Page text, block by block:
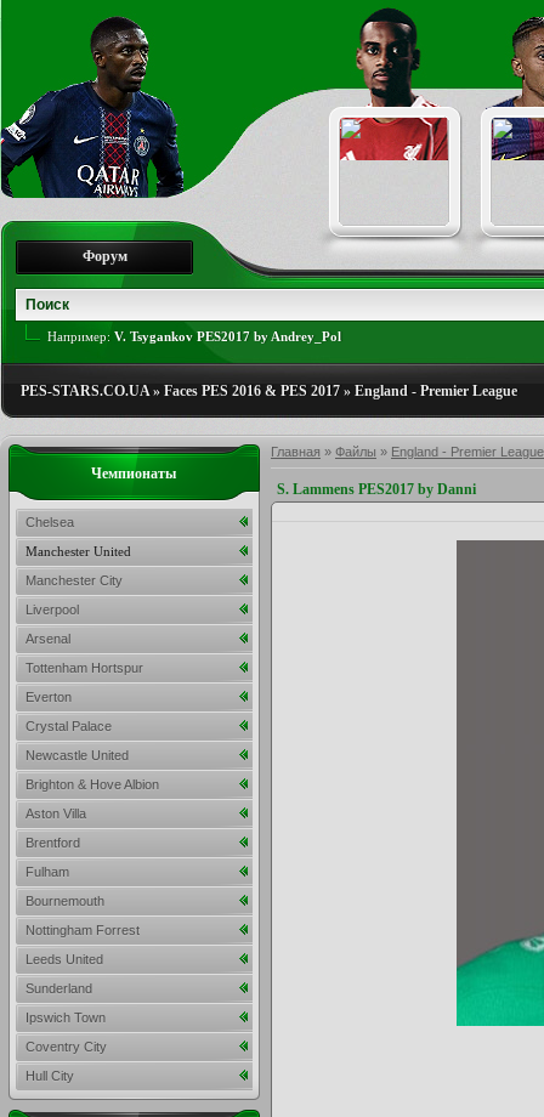
Форум
Например: V. Tsygankov PES2017 by Andrey_Pol
PES-STARS.CO.UA» Faces PES 2016 & PES 2017 » England - Premier League
Главная » Файлы » England - Premier League
S. Lammens PES2017 by Danni
Чемпионаты
Chelsea
Manchester United
Manchester City
Liverpool
Arsenal
Tottenham Hortspur
Everton
Crystal Palace
Newcastle United
Brighton & Hove Albion
Aston Villa
Brentford
Fulham
Bournemouth
Nottingham Forrest
Leeds United
Sunderland
Ipswich Town
Coventry City
Hull City